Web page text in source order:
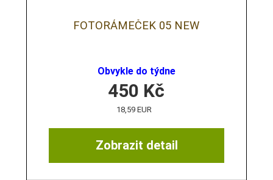
FOTORÁMEČEK 05 NEW
Obvykle do týdne
Zobrazit detail
450 Kč
18,59 EUR